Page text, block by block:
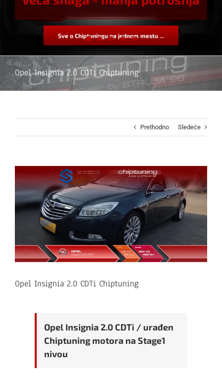
Sve o Chiptuningu na jednom mestu ...
Opel Insignia 2.0 CDTi Chiptuning
Prethodno Sledeće
Opel Insignia 2.0 CDTi Chiptuning
Opel Insignia 2.0 CDTi / urađen
Chiptuning motora na Stage1
nivou